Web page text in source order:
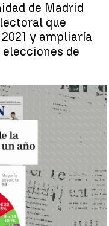
de Madrid
que
y ampliaría
de
una amplía mayoría
4M |
Antena 3 Noticias
11:01
10:39